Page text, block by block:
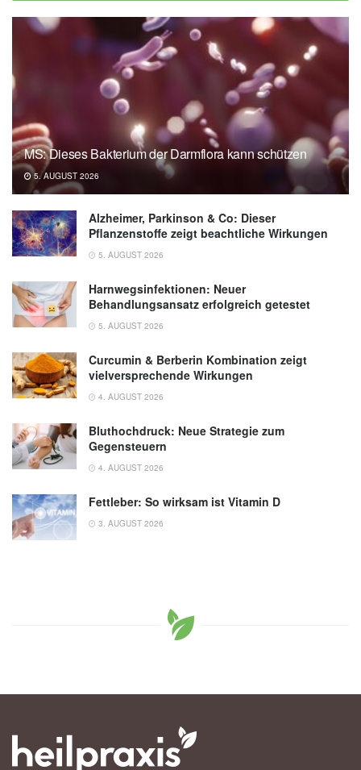
Cell PFKFB3, in Hepatology (Veröffentlicht
17.01.2020),Hepatology
MS: Dieses Bakterium der Darmflora kann schützen
5. AUGUST 2026
Alzheimer, Parkinson & Co: Dieser
Pflanzenstoffe zeigt beachtliche Wirkungen
5. AUGUST 2026
Harnwegsinfektionen: Neuer
Behandlungsansatz erfolgreich getestet
5. AUGUST 2026
Curcumin & Berberin Kombination zeigt
vielversprechende Wirkungen
4. AUGUST 2026
Bluthochdruck: Neue Strategie zum
Gegensteuern
4. AUGUST 2026
Fettleber: So wirksam ist Vitamin D
3. AUGUST 2026